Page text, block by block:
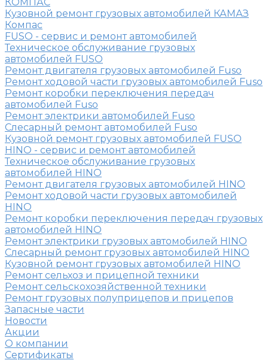
Кузовной ремонт грузовых автомобилей КАМАЗ
Компас
FUSO - сервис и ремонт автомобилей
Техническое обслуживание грузовых
автомобилей FUSO
Ремонт двигателя грузовых автомобилей Fuso
Ремонт ходовой части грузовых автомобилей Fuso
Ремонт коробки переключения передач
автомобилей Fuso
Ремонт электрики автомобилей Fuso
Слесарный ремонт автомобилей Fuso
Кузовной ремонт грузовых автомобилей FUSO
HINO - сервис и ремонт автомобилей
Техническое обслуживание грузовых
автомобилей HINO
Ремонт двигателя грузовых автомобилей HINO
Ремонт ходовой части грузовых автомобилей
HINO
Ремонт коробки переключения передач грузовых
автомобилей HINO
Ремонт электрики грузовых автомобилей HINO
Слесарный ремонт грузовых автомобилей HINO
Кузовной ремонт грузовых автомобилей HINO
Ремонт сельхоз и прицепной техники
Ремонт сельскохозяйственной техники
Ремонт грузовых полуприцепов и прицепов
Запасные части
Новости
Акции
О компании
Сертификаты